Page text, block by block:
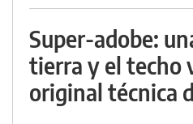
Super-adobe:
tierra y el techo
original técnica